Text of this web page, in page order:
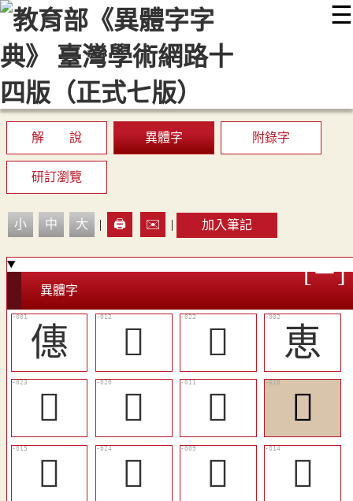
☰
::: 最新消息 常見問題 編輯說明
顯示模式
網站導覽
解 說 異體字 附錄字
研訂瀏覽
小 中 大 | 🖨️ ✉️ | 加入筆記
異體字
僡 󲀒 󲀙
恵
󱺹
󲀗 󲀑
󲀐
󲀔
󲀚 󲀏
󲀓